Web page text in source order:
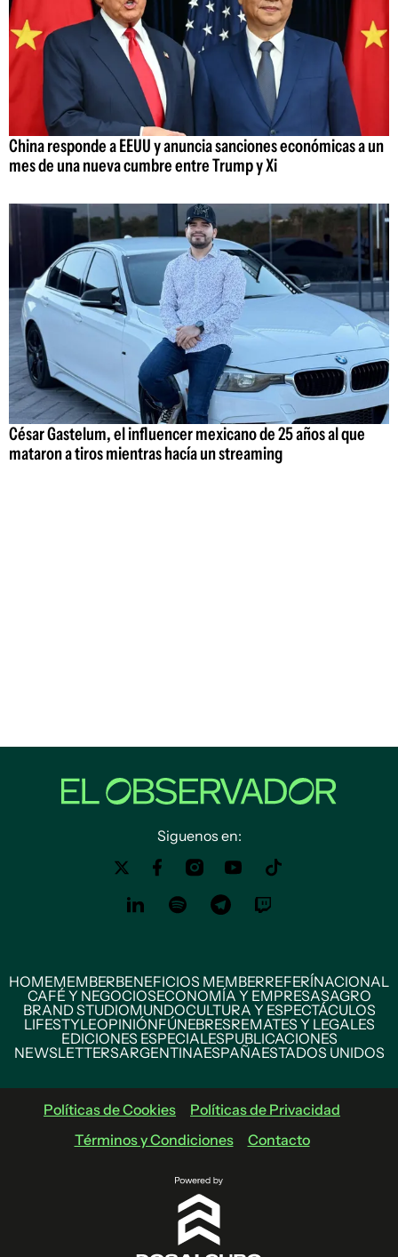
China responde a EEUU y anuncia sanciones económicas a un
mes de una nueva cumbre entre Trump y Xi
César Gastelum, el influencer mexicano de 25 años al que
mataron a tiros mientras hacía un streaming
Siguenos en:
HOMEMEMBERBENEFICIOS MEMBERREFERÍNACIONAL
CAFÉ Y NEGOCIOSECONOMÍA Y EMPRESASAGRO
BRAND STUDIOMUNDOCULTURA Y ESPECTÁCULOS
LIFESTYLEOPINIÓNFÚNEBRESREMATES Y LEGALES
EDICIONES ESPECIALESPUBLICACIONES
NEWSLETTERSARGENTINAESPAÑAESTADOS UNIDOS
Políticas de Cookies
Políticas de Privacidad
Términos y Condiciones
Contacto